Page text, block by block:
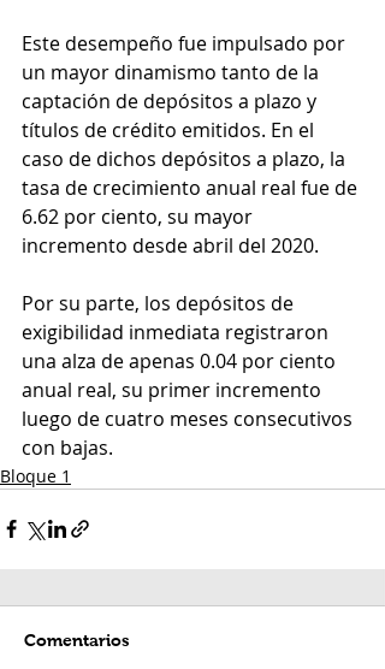
Este desempeño fue impulsado por
un mayor dinamismo tanto de la
captación de depósitos a plazo y
títulos de crédito emitidos. En el
caso de dichos depósitos a plazo, la
tasa de crecimiento anual real fue de
6.62 por ciento, su mayor
incremento desde abril del 2020.
Por su parte, los depósitos de
exigibilidad inmediata registraron
una alza de apenas 0.04 por ciento
anual real, su primer incremento
luego de cuatro meses consecutivos
con bajas.
Bloque 1
Comentarios